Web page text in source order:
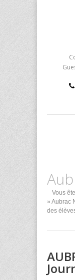
Vous
» Aubrac
des